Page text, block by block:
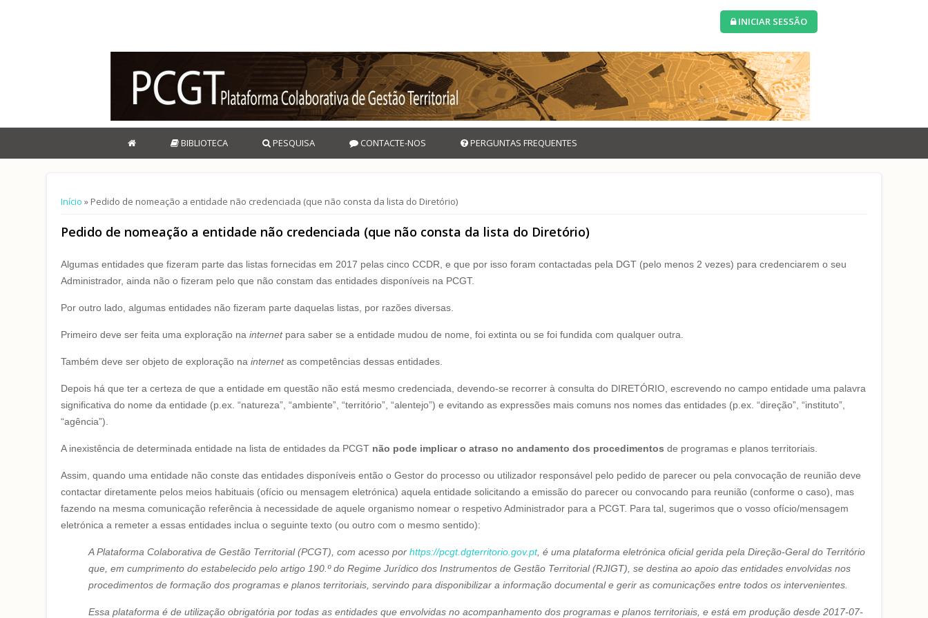
INICIAR SESSÃO
BIBLIOTECA PESQUISA CONTACTE-NOS PERGUNTAS FREQUENTES
Está aqui
Início » Pedido de nomeação a entidade não credenciada (que não consta da lista do Diretório)
Pedido de nomeação a entidade não credenciada (que não consta da lista do Diretório)
Algumas entidades que fizeram parte das listas fornecidas em 2017 pelas cinco CCDR, e que por isso foram contactadas pela DGT (pelo menos 2 vezes) para credenciarem o seu
Administrador, ainda não o fizeram pelo que não constam das entidades disponíveis na PCGT.
Por outro lado, algumas entidades não fizeram parte daquelas listas, por razões diversas.
Primeiro deve ser feita uma exploração nainternetpara saber se a entidade mudou de nome, foi extinta ou se foi fundida com qualquer outra.
Também deve ser objeto de exploração nainternetas competências dessas entidades.
Depois há que ter a certeza de que a entidade em questão não está mesmo credenciada, devendo-se recorrer à consulta do DIRETÓRIO, escrevendo no campo entidade uma palavra
significativa do nome da entidade (p.ex. “natureza”, “ambiente”, “território”, “alentejo”) e evitando as expressões mais comuns nos nomes das entidades (p.ex. “direção”, “instituto”,
“agência”).
A inexistência de determinada entidade na lista de entidades da PCGT não pode implicar o atraso no andamento dos procedimentosde programas e planos territoriais.
Assim, quando uma entidade não conste das entidades disponíveis então o Gestor do processo ou utilizador responsável pelo pedido de parecer ou pela convocação de reunião deve
contactar diretamente pelos meios habituais (ofício ou mensagem eletrónica) aquela entidade solicitando a emissão do parecer ou convocando para reunião (conforme o caso), mas
fazendo na mesma comunicação referência à necessidade de aquele organismo nomear o respetivo Administrador para a PCGT. Para tal, sugerimos que o vosso ofício/mensagem
eletrónica a remeter a essas entidades inclua o seguinte texto (ou outro com o mesmo sentido):
A Plataforma Colaborativa de Gestão Territorial (PCGT), com acesso porhttps://pcgt.dgterritorio.gov.pt, é uma plataforma eletrónica oficial gerida pela Direção-Geral do Território
que, em cumprimento do estabelecido pelo artigo 190.º do Regime Jurídico dos Instrumentos de Gestão Territorial (RJIGT), se destina ao apoio das entidades envolvidas nos
procedimentos de formação dos programas e planos territoriais, servindo para disponibilizar a informação documental e gerir as comunicações entre todos os intervenientes.
Essa plataforma é de utilização obrigatória por todas as entidades que envolvidas no acompanhamento dos programas e planos territoriais, e está em produção desde 2017-07-